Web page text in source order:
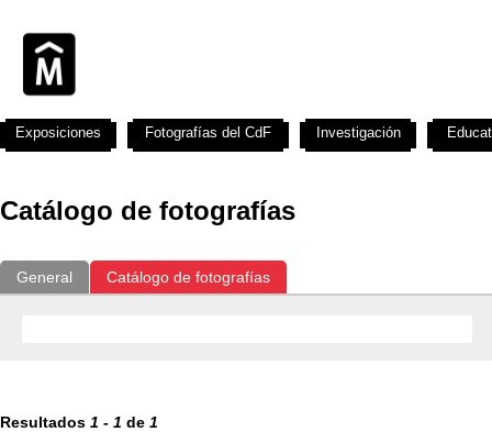
Catálogo de fotografías
General Catálogo de fotografías
Resultados 1 - 1 de 1
Exposiciones Fotografías del CdF Investigación